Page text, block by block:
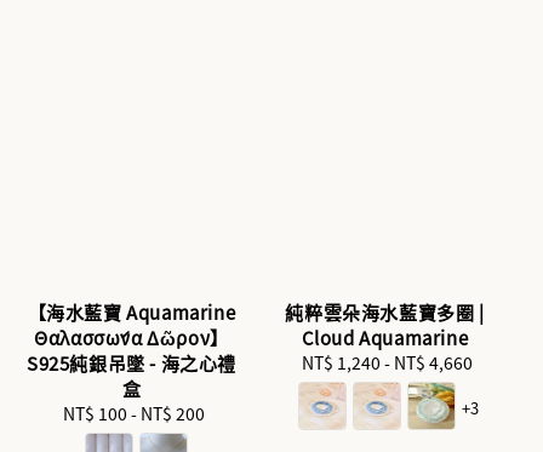
【海水藍寶 Aquamarine
Θαλασσώνα Δῶρον】
S925純銀吊墜 - 海之心禮
盒
Regular
price
NT$ 100 - NT$ 200
純粹雲朵海水藍寶多圈 |
Cloud Aquamarine
Regular
price
NT$ 1,240 - NT$ 4,660
+3